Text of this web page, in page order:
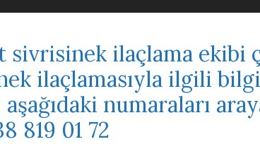
sivrisinek ilaçlama ekibi
ilaçlamasıyla ilgili
numaraları
819 01 72